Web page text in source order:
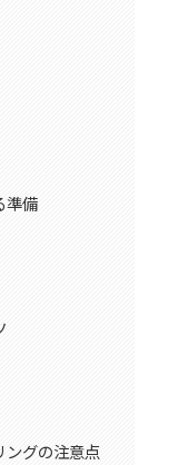
準備
ングの注意点